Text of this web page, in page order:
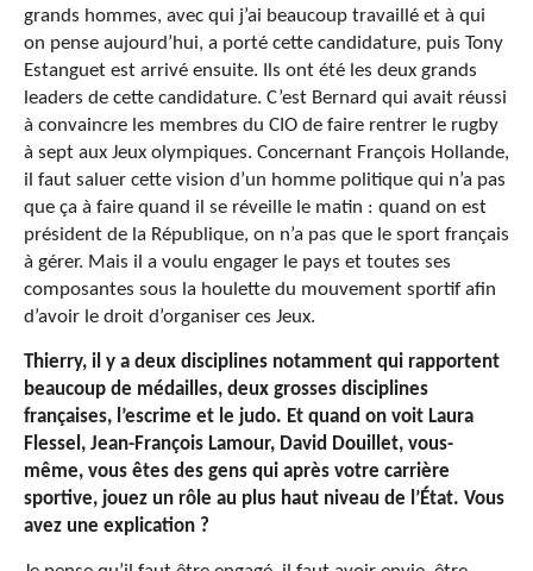
grands hommes, avec qui j’ai beaucoup travaillé et à qui
on pense aujourd’hui, a porté cette candidature, puis Tony
Estanguet est arrivé ensuite. Ils ont été les deux grands
leaders de cette candidature. C’est Bernard qui avait réussi
à convaincre les membres du CIO de faire rentrer le rugby
à sept aux Jeux olympiques. Concernant François Hollande,
il faut saluer cette vision d’un homme politique qui n’a pas
que ça à faire quand il se réveille le matin : quand on est
président de la République, on n’a pas que le sport français
à gérer. Mais il a voulu engager le pays et toutes ses
composantes sous la houlette du mouvement sportif afin
d’avoir le droit d’organiser ces Jeux.
Thierry, il y a deux disciplines notamment qui rapportent
beaucoup de médailles, deux grosses disciplines
françaises, l’escrime et le judo. Et quand on voit Laura
Flessel, Jean-François Lamour, David Douillet, vous-
même, vous êtes des gens qui après votre carrière
sportive, jouez un rôle au plus haut niveau de l’État. Vous
avez une explication ?